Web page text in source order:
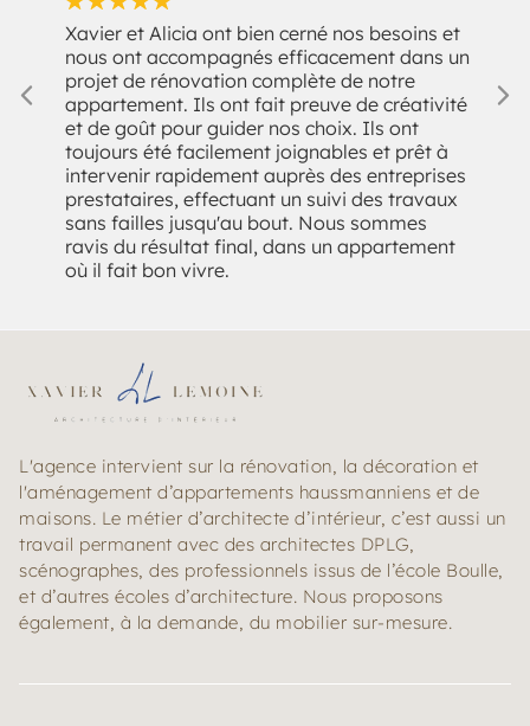
Xavier et Alicia ont bien cerné nos besoins et
nous ont accompagnés efficacement dans un
projet de rénovation complète de notre
appartement. Ils ont fait preuve de créativité
et de goût pour guider nos choix. Ils ont
toujours été facilement joignables et prêt à
intervenir rapidement auprès des entreprises
prestataires, effectuant un suivi des travaux
sans failles jusqu'au bout. Nous sommes
ravis du résultat final, dans un appartement
où il fait bon vivre.
L'agence intervient sur la rénovation, la décoration et
l'aménagement d’appartements haussmanniens et de
maisons. Le métier d’architecte d’intérieur, c’est aussi un
travail permanent avec des architectes DPLG,
scénographes, des professionnels issus de l’école Boulle,
et d’autres écoles d’architecture. Nous proposons
également, à la demande, du mobilier sur-mesure.